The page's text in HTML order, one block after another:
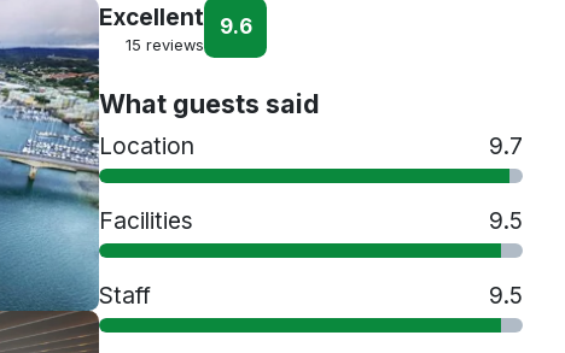
Excellent
15 reviews
9.6
What guests said
Location 9.7
Facilities 9.5
Staff 9.5